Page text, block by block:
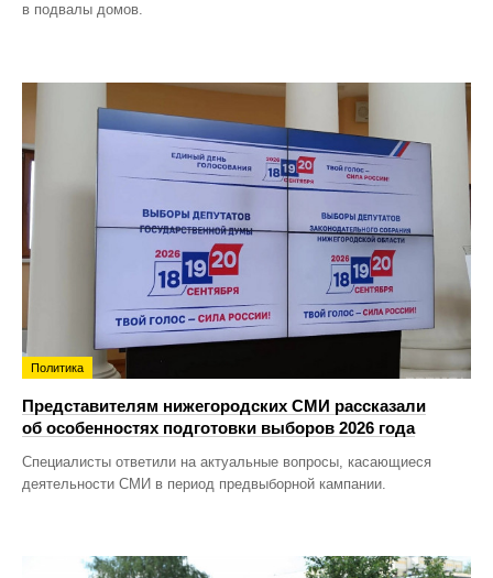
в подвалы домов.
Политика
Представителям нижегородских СМИ рассказали
об особенностях подготовки выборов 2026 года
Специалисты ответили на актуальные вопросы, касающиеся
деятельности СМИ в период предвыборной кампании.